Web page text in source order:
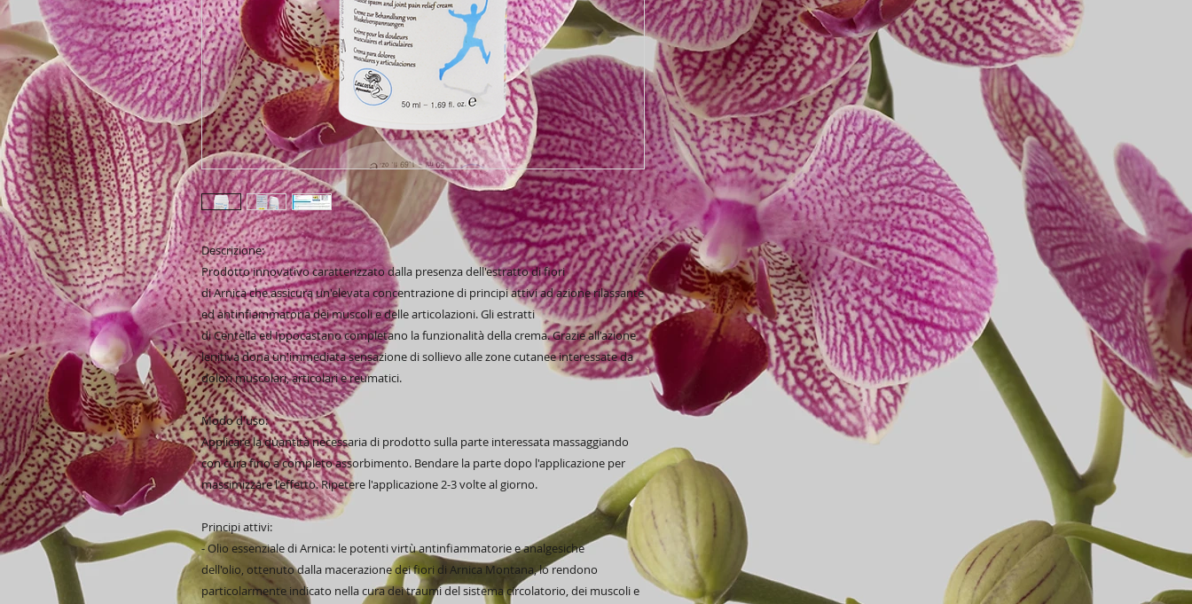
Descrizione:
Prodotto innovativo caratterizzato dalla presenza dell'estratto di fiori
di Arnica che assicura un'elevata concentrazione di principi attivi ad azione rilassante
ed antinfiammatoria dei muscoli e delle articolazioni. Gli estratti
di Centella ed Ippocastano completano la funzionalità della crema. Grazie all'azione
lenitiva dona un'immediata sensazione di sollievo alle zone cutanee interessate da
dolori muscolari, articolari e reumatici.
Modo d'uso:
Applicare la quantità necessaria di prodotto sulla parte interessata massaggiando
con cura fino a completo assorbimento. Bendare la parte dopo l'applicazione per
massimizzare l'effetto. Ripetere l'applicazione 2-3 volte al giorno.
Principi attivi:
- Olio essenziale di Arnica: le potenti virtù antinfiammatorie e analgesiche
dell'olio, ottenuto dalla macerazione dei fiori di Arnica Montana, lo rendono
particolarmente indicato nella cura dei traumi del sistema circolatorio, dei muscoli e